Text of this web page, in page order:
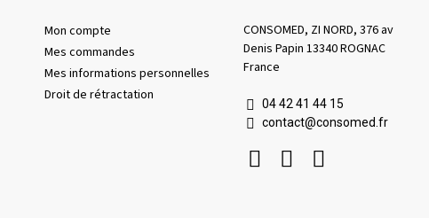
Mon compte
Mes commandes
Mes informations personnelles
Droit de rétractation
CONSOMED, ZI NORD, 376 av
Denis Papin 13340 ROGNAC
France
04 42 41 44 15
contact@consomed.fr